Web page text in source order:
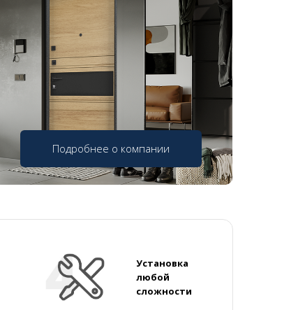
Подробнее о компании
Установка
любой
сложности